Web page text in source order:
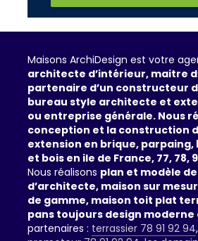
Maisons ArchiDesign est votre
architecte d’intérieur, maitre
partenaire d’un constructeur
bureau style architecte et
ou entreprise générale. Nous
conception et la construction
extension en brique,
et bois en ile de France, 77, 78,
Nous réalisons plan et modèle
d’architecte, maison sur
de gamme, maison toit plat
pans toujours design moderne
partenaires : terrassier 78 91 92 94,